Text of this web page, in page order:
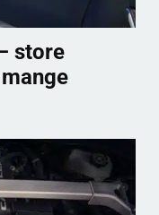
store